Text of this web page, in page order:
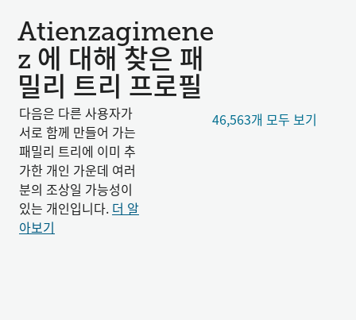
Atienzagimene
z 에 대해 찾은 패
밀리 트리 프로필
다음은 다른 사용자가
서로 함께 만들어 가는
패밀리 트리에 이미 추
가한 개인 가운데 여러
분의 조상일 가능성이
있는 개인입니다. 더 알
아보기
46,563개 모두 보기